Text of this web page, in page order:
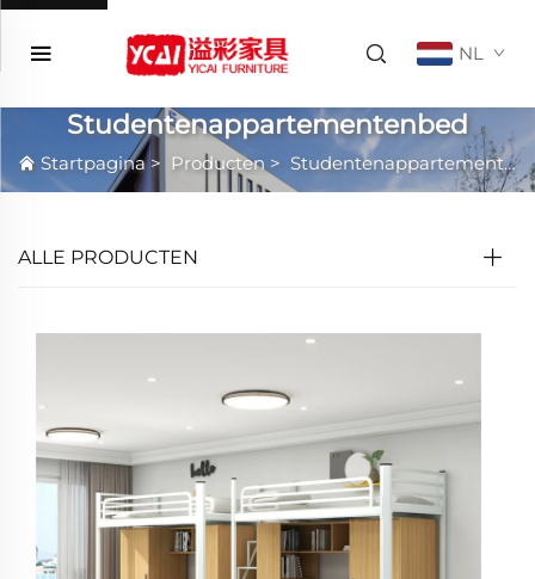
NL
Studentenappartementenbed
Startpagina> Producten> Studentenappartementenbed
ALLE PRODUCTEN